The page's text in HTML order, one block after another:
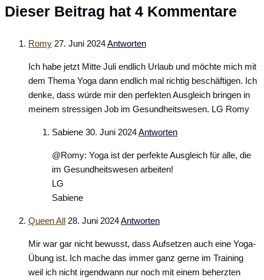
Dieser Beitrag hat 4 Kommentare
Romy 27. Juni 2024Antworten
Ich habe jetzt Mitte Juli endlich Urlaub und möchte mich mit
dem Thema Yoga dann endlich mal richtig beschäftigen. Ich
denke, dass würde mir den perfekten Ausgleich bringen in
meinem stressigen Job im Gesundheitswesen. LG Romy
Sabiene 30. Juni 2024Antworten
@Romy: Yoga ist der perfekte Ausgleich für alle, die
im Gesundheitswesen arbeiten!
LG
Sabiene
Queen All 28. Juni 2024Antworten
Mir war gar nicht bewusst, dass Aufsetzen auch eine Yoga-
Übung ist. Ich mache das immer ganz gerne im Training
weil ich nicht irgendwann nur noch mit einem beherzten